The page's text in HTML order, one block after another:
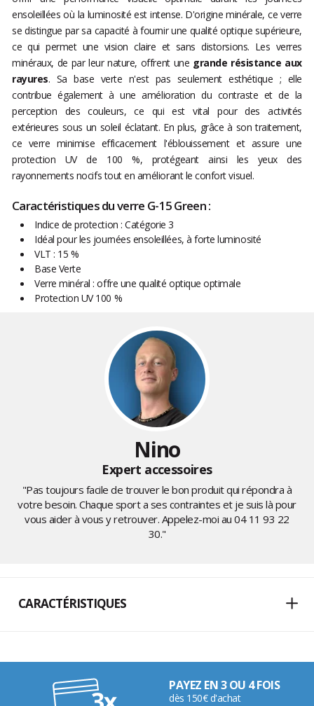
ensoleillées où la luminosité est intense. D'origine minérale, ce verre
se distingue par sa capacité à fournir une qualité optique supérieure,
ce qui permet une vision claire et sans distorsions. Les verres
minéraux, de par leur nature, offrent une grande résistance aux
rayures​​​​​​​. Sa base verte n'est pas seulement esthétique ; elle
contribue également à une amélioration du contraste et de la
perception des couleurs, ce qui est vital pour des activités
extérieures sous un soleil éclatant. En plus, grâce à son traitement,
ce verre minimise efficacement l'éblouissement et assure une
protection UV de 100 %, protégeant ainsi les yeux des
rayonnements nocifs tout en améliorant le confort visuel.
Caractéristiques du verre G-15 Green :
Indice de protection : Catégorie 3
Idéal pour les journées ensoleillées, à forte luminosité
VLT : 15 %
Base Verte
Verre minéral : offre une qualité optique optimale
Protection UV 100 %
Nino
Expert accessoires
"Pas toujours facile de trouver le bon produit qui répondra à
votre besoin. Chaque sport a ses contraintes et je suis là pour
vous aider à vous y retrouver. Appelez-moi au04 11 93 22
30."
CARACTÉRISTIQUES
PAYEZ EN 3 OU 4 FOIS
dès 150€ d'achat